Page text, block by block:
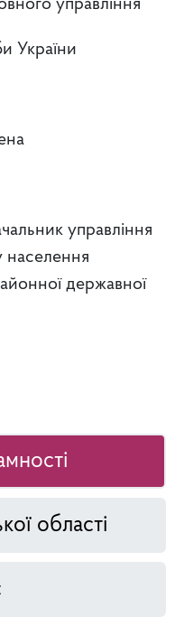
управління
України
управління
населення
державної
області